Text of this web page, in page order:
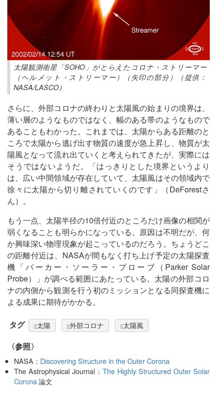
太陽観測衛星「SOHO」がとらえたコロナ・ストリーマー
（ヘルメット・ストリーマー）（矢印の部分）（提供：
NASA/LASCO）
さらに、外部コロナの終わりと太陽風の始まりの境界は、
薄い層のようなものではなく、幅のある帯のようなもので
あることもわかった。これまでは、太陽からある距離のと
ころで太陽から逃げ出す物質の速度が急上昇し、物質が太
陽風となって流れ出ていくと考えられてきたが、実際には
そうではないようだ。「はっきりとした境界というより
は、広い中間領域が存在していて、太陽風はその領域内で
徐々に太陽から切り離されていくのです」（DeForestさ
ん）。
もう一点、太陽半径の10倍付近のところだけ画像の相関が
弱くなることも明らかになっている。原因は不明だが、何
か興味深い物理現象が起こっているのだろう。ちょうどこ
の距離付近は、NASAが間もなく打ち上げ予定の太陽探査
機「パーカー・ソーラー・プローブ（Parker Solar
Probe）」が調べる範囲にあたっている。太陽の外部コロ
ナの内側から観測を行う初のミッションとなる同探査機に
よる成果に期待がかかる。
タグ 太陽 外部コロナ 太陽風
〈参照〉
NASA： Discovering Structure in the Outer Corona
The Astrophysical Journal：The Highly Structured Outer Solar
Corona論文